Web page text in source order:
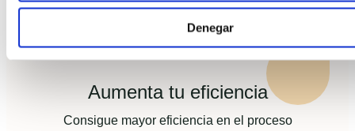
Denegar
Aumenta tu eficiencia
Consigue mayor eficiencia en el proceso